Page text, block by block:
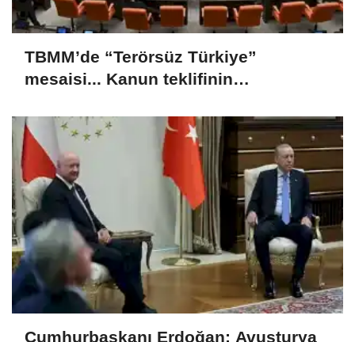
TBMM’de “Terörsüz Türkiye”
mesaisi... Kanun teklifinin
Cumhurbaşkanı Erdoğan: Avusturya